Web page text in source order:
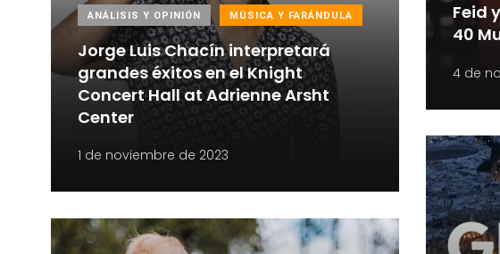
Feid
40
4 de
ANÁLISIS Y OPINIÓN MÚSICA Y FARÁNDULA
Jorge Luis Chacín interpretará
grandes éxitos en el Knight
Concert Hall at Adrienne Arsht
Center
1 de noviembre de 2023